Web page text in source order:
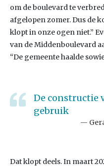
om de boulevard te
afgelopen zomer. Dus de
klopt in onze ogen niet.”
van de Middenboulevard
“De gemeente haalde
De constructie
gebruik
Dat klopt deels. In maart